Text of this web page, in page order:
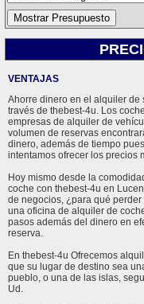
VENTAJAS
Ahorre dinero en el alquiler de
través de thebest-4u. Los
empresas de alquiler de
volumen de reservas
dinero, además de tiempo
intentamos ofrecer los precios
Hoy mismo desde la
coche con thebest-4u en
de negocios, ¿para qué
una oficina de alquiler de
pasos además del dinero en
reserva.
En thebest-4u Ofrecemos
que su lugar de destino sea
pueblo, o una de las islas,
Ud.